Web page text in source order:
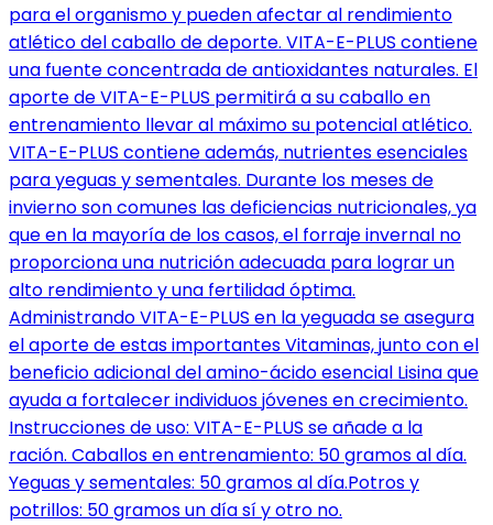
para el organismo y pueden afectar al rendimiento
atlético del caballo de deporte. VITA-E-PLUS contiene
una fuente concentrada de antioxidantes naturales. El
aporte de VITA-E-PLUS permitirá a su caballo en
entrenamiento llevar al máximo su potencial atlético.
VITA-E-PLUS contiene además, nutrientes esenciales
para yeguas y sementales. Durante los meses de
invierno son comunes las deficiencias nutricionales, ya
que en la mayoría de los casos, el forraje invernal no
proporciona una nutrición adecuada para lograr un
alto rendimiento y una fertilidad óptima.
Administrando VITA-E-PLUS en la yeguada se asegura
el aporte de estas importantes Vitaminas, junto con el
beneficio adicional del amino-ácido esencial Lisina que
ayuda a fortalecer individuos jóvenes en crecimiento.
Instrucciones de uso: VITA-E-PLUS se añade a la
ración. Caballos en entrenamiento: 50 gramos al día.
Yeguas y sementales: 50 gramos al día.Potros y
potrillos: 50 gramos un día sí y otro no.